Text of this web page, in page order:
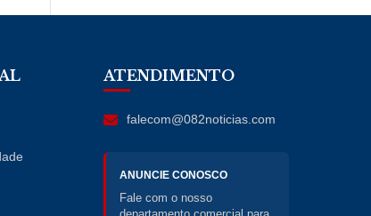
ATENDIMENTO
falecom@082noticias.com
ANUNCIE CONOSCO
Fale com o nosso